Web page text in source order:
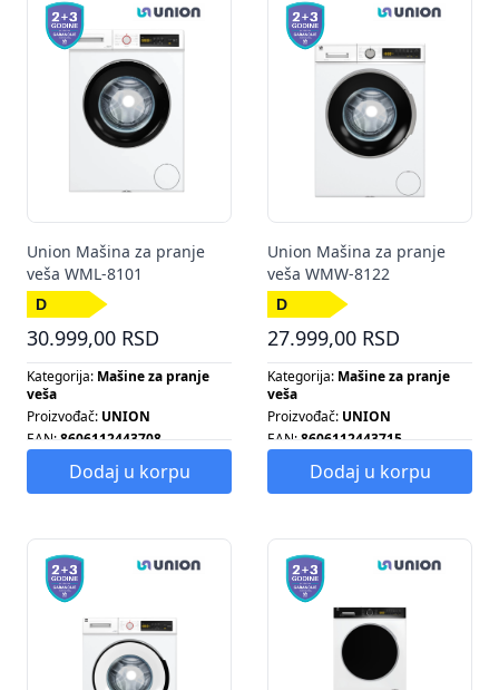
Union Mašina za pranje
veša WML-8101
30.999,00 RSD
Kategorija: Mašine za pranje
veša
Proizvođač: UNION
EAN:8606112443708
Energetska klasa: D
Broj obrtaja centrifuge:1000
Kapacitet pranja:
Dodaj u korpu
Union Mašina za pranje
veša WMW-8122
27.999,00 RSD
Kategorija: Mašine za pranje
veša
Proizvođač: UNION
EAN:8606112443715
Energetska klasa: D
Broj obrtaja centrifuge:1200
Kapacitet pranja:
Dodaj u korpu